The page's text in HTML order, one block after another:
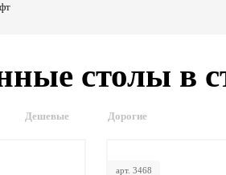
столы в
Дешевые Дорогие
арт. 3468